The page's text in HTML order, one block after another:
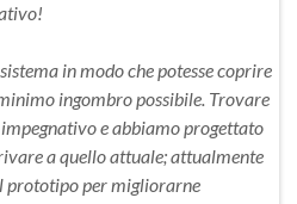
in modo che potesse coprire
ingombro possibile. Trovare
e abbiamo progettato
a quello attuale; attualmente
prototipo per migliorarne